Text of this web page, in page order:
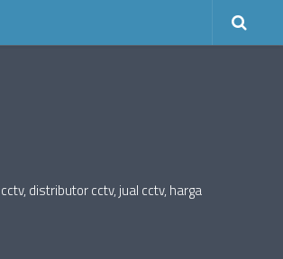
distributor cctv, jual cctv, harga